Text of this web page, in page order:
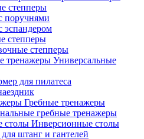
степперы
поручнями
эспандером
степперы
степперы
Универсальные
для пилатеса
Гребные тренажеры
гребные тренажеры
Инверсионные столы